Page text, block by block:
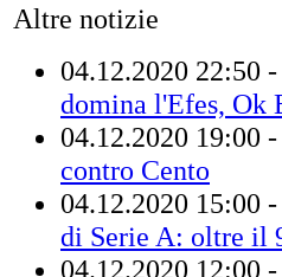
Altre notizie
04.12.2020 22:50 -
domina l'Efes, Ok
04.12.2020 19:00 -
contro Cento
04.12.2020 15:00 -
di Serie A: oltre il
04.12.2020 12:00 -